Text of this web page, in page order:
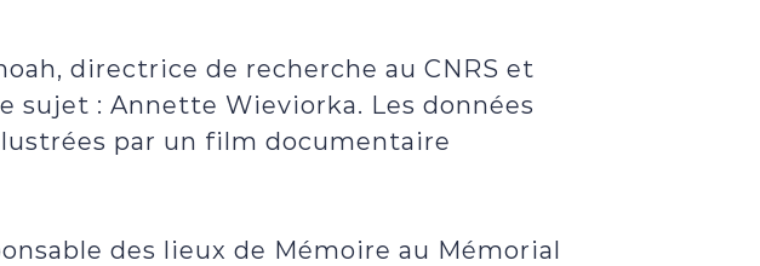
directrice de recherche au CNRS et
sujet : Annette Wieviorka. Les données
par un film documentaire
des lieux de Mémoire au Mémorial